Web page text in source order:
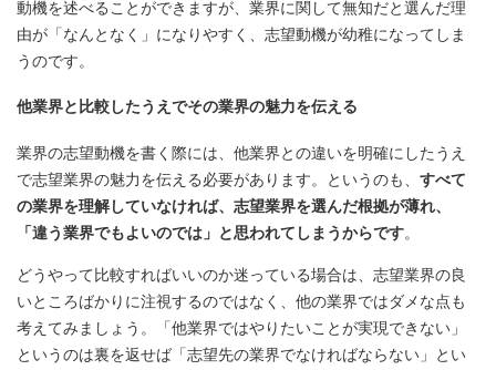
動機を述べることができますが、業界に関して無知だと選んだ理
由が「なんとなく」になりやすく、志望動機が幼稚になってしま
うのです。
他業界と比較したうえでその業界の魅力を伝える
業界の志望動機を書く際には、他業界との違いを明確にしたうえ
で志望業界の魅力を伝える必要があります。というのも、 すべて
の業界を理解していなければ、志望業界を選んだ根拠が薄れ、
「違う業界でもよいのでは」と思われてしまうからです。
どうやって比較すればいいのか迷っている場合は、志望業界の良
いところばかりに注視するのではなく、他の業界ではダメな点も
考えてみましょう。「他業界ではやりたいことが実現できない」
というのは裏を返せば「志望先の業界でなければならない」とい